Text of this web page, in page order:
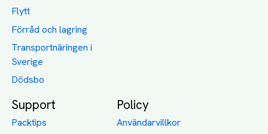
Flytt
Förråd och lagring
Transportnäringen i
Sverige
Dödsbo
Support
Packtips
Policy
Användarvillkor